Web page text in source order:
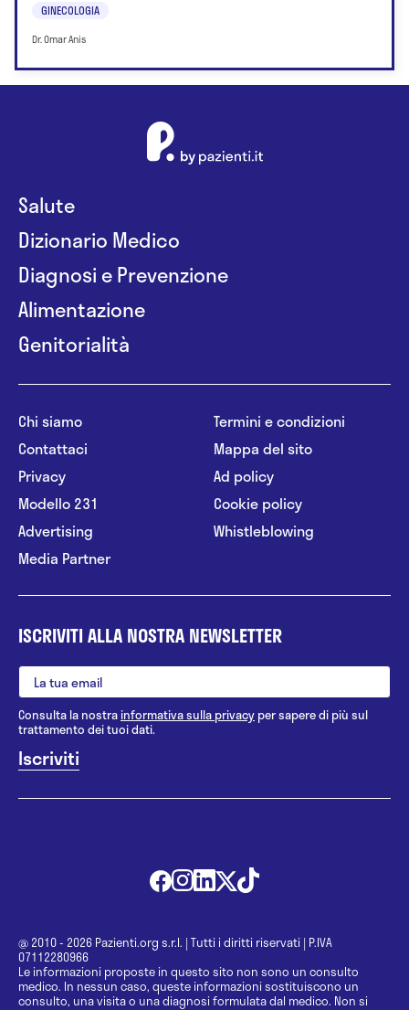
GINECOLOGIA
Dr. Omar Anis
Salute
Dizionario Medico
Diagnosi e Prevenzione
Alimentazione
Genitorialità
Chi siamo
Contattaci
Privacy
Modello 231
Advertising
Media Partner
Termini e condizioni
Mappa del sito
Ad policy
Cookie policy
Whistleblowing
ISCRIVITI ALLA NOSTRA NEWSLETTER
Consulta la nostrainformativa sulla privacy per sapere di più sul
trattamento dei tuoi dati.
@ 2010 - 2026 Pazienti.org s.r.l. | Tutti i diritti riservati | P.IVA
07112280966
Le informazioni proposte in questo sito non sono un consulto
medico. In nessun caso, queste informazioni sostituiscono un
consulto, una visita o una diagnosi formulata dal medico. Non si